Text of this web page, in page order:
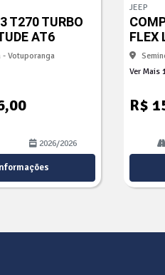
T270 TURBO
AT6
- Votuporanga
2026/2026
arti
lhe
JEEP
FLEX
Ver Mais
R$